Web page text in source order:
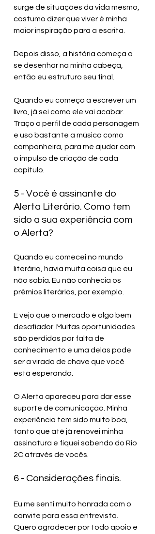
surge de situações da vida mesmo,
costumo dizer que viver é minha
maior inspiração para a escrita.
Depois disso, a história começa a
se desenhar na minha cabeça,
então eu estruturo seu final.
Quando eu começo a escrever um
livro, já sei como ele vai acabar.
Traço o perfil de cada personagem
e uso bastante a música como
companheira, para me ajudar com
o impulso de criação de cada
capítulo.
5 - Você é assinante do
Alerta Literário. Como tem
sido a sua experiência com
o Alerta?
Quando eu comecei no mundo
literário, havia muita coisa que eu
não sabia. Eu não conhecia os
prêmios literários, por exemplo.
E vejo que o mercado é algo bem
desafiador. Muitas oportunidades
são perdidas por falta de
conhecimento e uma delas pode
ser a virada de chave que você
está esperando.
O Alerta apareceu para dar esse
suporte de comunicação. Minha
experiência tem sido muito boa,
tanto que até já renovei minha
assinatura e fiquei sabendo do Rio
2C através de vocês.
6 - Considerações finais.
Eu me senti muito honrada com o
convite para essa entrevista.
Quero agradecer por todo apoio e